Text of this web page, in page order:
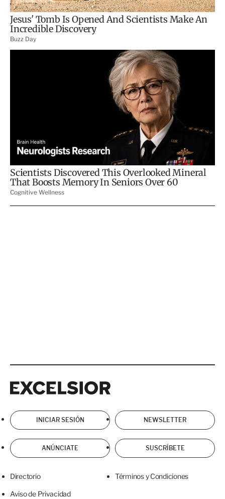
INICIAR SESIÓN NEWSLETTER
ANÚNCIATE SUSCRÍBETE
Directorio Términos y Condiciones
Aviso de Privacidad